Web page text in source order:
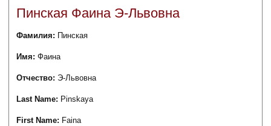
Пинская Фаина Э-Львовна
Фамилия: Пинская
Имя:Фаина
Отчество: Э-Львовна
Last Name: Pinskaya
First Name: Faina